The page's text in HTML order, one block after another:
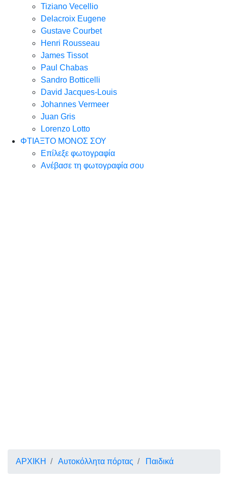
Tiziano Vecellio
Delacroix Eugene
Gustave Courbet
Henri Rousseau
James Tissot
Paul Chabas
Sandro Botticelli
David Jacques-Louis
Johannes Vermeer
Juan Gris
Lorenzo Lotto
ΦΤΙΑΞΤΟ ΜΟΝΟΣ ΣΟΥ
Επίλεξε φωτογραφία
Ανέβασε τη φωτογραφία σου
ΑΡΧΙΚΗ Αυτοκόλλητα πόρτας Παιδικά